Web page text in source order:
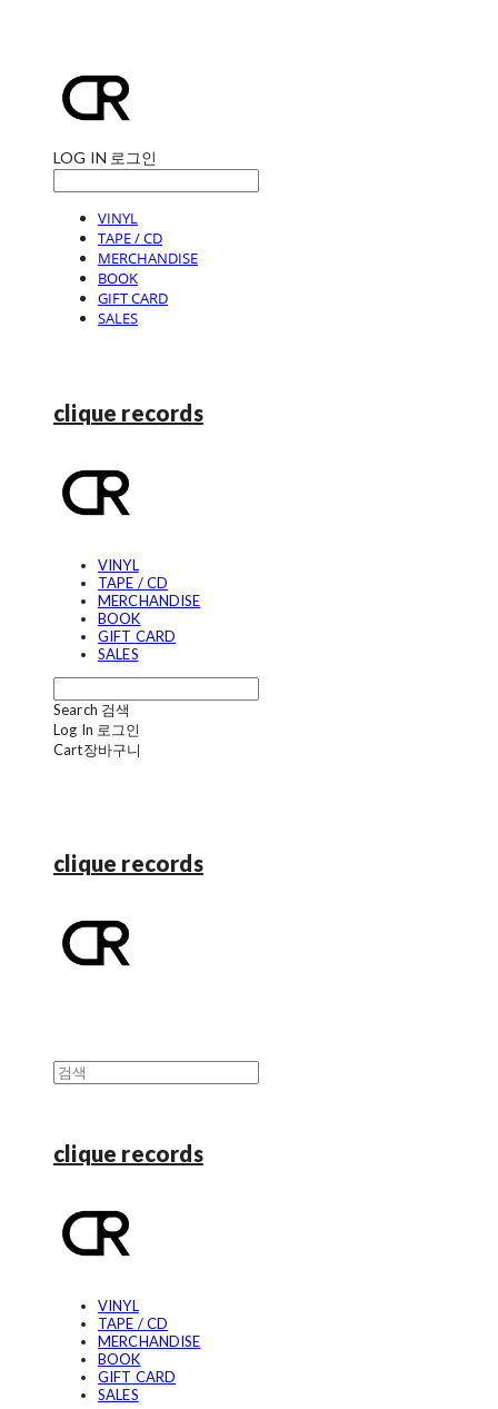
LOG IN 로그인
VINYL
TAPE / CD
MERCHANDISE
BOOK
GIFT CARD
SALES
clique records
VINYL
TAPE / CD
MERCHANDISE
BOOK
GIFT CARD
SALES
Search 검색
Log In 로그인
Cart장바구니
clique records
clique records
VINYL
TAPE / CD
MERCHANDISE
BOOK
GIFT CARD
SALES